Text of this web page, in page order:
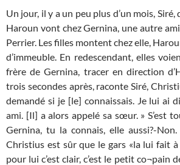
Un jour, il y a un peu plus d’un mois,
Haroun vont chez Gernina, une autre
Perrier. Les filles montent chez elle,
d’immeuble. En redescendant, elles
frère de Gernina, tracer en direction
trois secondes après, raconte Siré,
demandé si je [le] connaissais. Je lui ai
ami. [Il] a alors appelé sa sœur. » S’est
Gernina, tu la connais, elle aussi?-
Christius est sûr que le gars «la lui fait à
pour lui c’est clair, c’est le petit co¬pain